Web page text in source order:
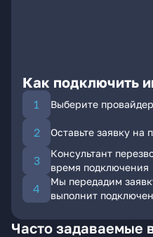
Как подключить
Выберите
Оставьте заявку на
Консультант
время подключения
Мы передадим
выполнит
Часто задаваемые